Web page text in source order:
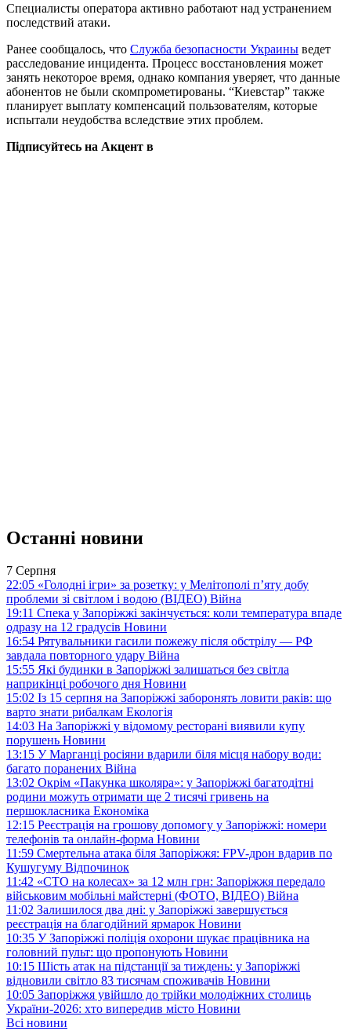
Специалисты оператора активно работают над устранением
последствий атаки.
Ранее сообщалось, что Служба безопасности Украины ведет
расследование инцидента. Процесс восстановления может
занять некоторое время, однако компания уверяет, что данные
абонентов не были скомпрометированы. “Киевстар” также
планирует выплату компенсаций пользователям, которые
испытали неудобства вследствие этих проблем.
Підписуйтесь на Акцент в
Останні новини
7 Серпня
22:05 «Голодні ігри» за розетку: у Мелітополі п’яту добу
проблеми зі світлом і водою (ВІДЕО) Війна
19:11 Спека у Запоріжжі закінчується: коли температура впаде
одразу на 12 градусів Новини
16:54 Рятувальники гасили пожежу після обстрілу — РФ
завдала повторного удару Війна
15:55 Які будинки в Запоріжжі залишаться без світла
наприкінці робочого дня Новини
15:02 Із 15 серпня на Запоріжжі заборонять ловити раків: що
варто знати рибалкам Екологія
14:03 На Запоріжжі у відомому ресторані виявили купу
порушень Новини
13:15 У Марганці росіяни вдарили біля місця набору води:
багато поранених Війна
13:02 Окрім «Пакунка школяра»: у Запоріжжі багатодітні
родини можуть отримати ще 2 тисячі гривень на
першокласника Економіка
12:15 Реєстрація на грошову допомогу у Запоріжжі: номери
телефонів та онлайн-форма Новини
11:59 Смертельна атака біля Запоріжжя: FPV-дрон вдарив по
Кушугуму Відпочинок
11:42 «СТО на колесах» за 12 млн грн: Запоріжжя передало
військовим мобільні майстерні (ФОТО, ВІДЕО) Війна
11:02 Залишилося два дні: у Запоріжжі завершується
реєстрація на благодійний ярмарок Новини
10:35 У Запоріжжі поліція охорони шукає працівника на
головний пульт: що пропонують Новини
10:15 Шість атак на підстанції за тиждень: у Запоріжжі
відновили світло 83 тисячам споживачів Новини
10:05 Запоріжжя увійшло до трійки молодіжних столиць
України-2026: хто випередив місто Новини
Всі новини